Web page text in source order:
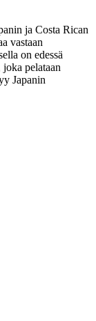
ja Costa Rican
vastaan
on edessä
pelataan
Japanin